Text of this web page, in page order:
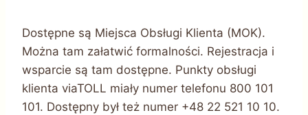
Dostępne są Miejsca Obsługi Klienta (MOK).
Można tam załatwić formalności. Rejestracja i
wsparcie są tam dostępne. Punkty obsługi
klienta viaTOLL miały numer telefonu 800 101
101. Dostępny był też numer +48 22 521 10 10.